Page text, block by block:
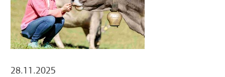
28.11.2025